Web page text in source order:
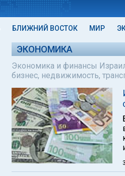
БЛИЖНИЙ ВОСТОК МИР
ЭКОНОМИКА
Экономика и финансы
бизнес, недвижимость,